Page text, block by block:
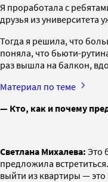
Я проработала с
друзья из
Тогда я решила, что
поняла, что бьюти-
раз вышла на балкон,
Материал по теме
— Кто, как и почему
Светлана Михалева: Это
предложила
выйти из квартиры —